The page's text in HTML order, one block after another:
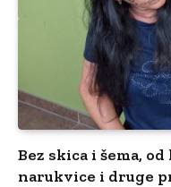
Bez skica i šema,
narukvice i druge